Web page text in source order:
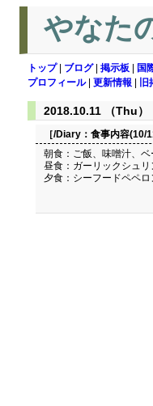
やなた
トップ| ブログ| 掲示板 国
プロフィール| 更新情報
2018.10.11 （Thu）
［/Diary： 食事内容(10/
朝食：ご飯、味噌汁、
昼食：ガーリックシュリ
夕食：シーフードペペ